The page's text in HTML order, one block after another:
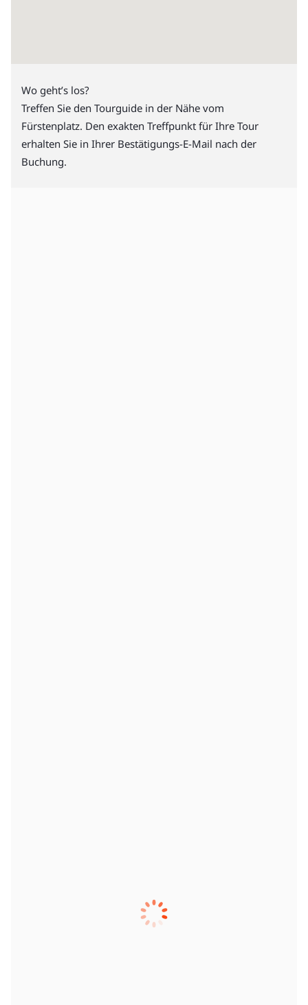
Wo geht’s los?
Treffen Sie den Tourguide in der Nähe vom
Fürstenplatz. Den exakten Treffpunkt für Ihre Tour
erhalten Sie in Ihrer Bestätigungs-E-Mail nach der
Buchung.